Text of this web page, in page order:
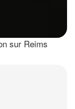
sur Reims